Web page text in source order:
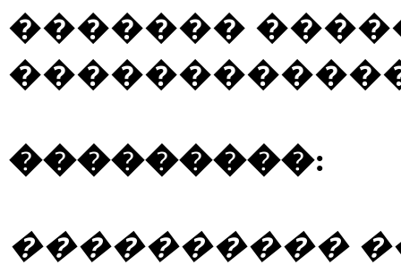
�������
���������:
����������